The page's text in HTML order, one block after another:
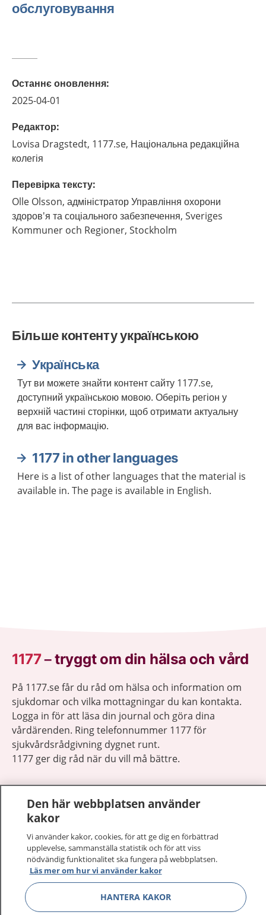
обслуговування
Останнє оновлення:
2025-04-01
Редактор:
Lovisa Dragstedt, 1177.se, Національна редакційна
колегія
Перевірка тексту:
Olle Olsson, адміністратор Управління охорони
здоров'я та соціального забезпечення, Sveriges
Kommuner och Regioner, Stockholm
Більше контенту українською
Українська
Тут ви можете знайти контент сайту 1177.se,
доступний українською мовою. Оберіть регіон у
верхній частині сторінки, щоб отримати актуальну
для вас інформацію.
1177 in other languages
Here is a list of other languages that the material is
available in. The page is available in English.
1177–tryggt om din hälsa och vård
På 1177.se får du råd om hälsa och information om
sjukdomar och vilka mottagningar du kan kontakta.
Logga in för att läsa din journal och göra dina
vårdärenden. Ring telefonnummer 1177 för
sjukvårdsrådgivning dygnet runt.
1177 ger dig råd när du vill må bättre.
1177 på flera språk
Om 1177
Kontakt Show
Den här webbplatsen använder
kakor
Vi använder kakor, cookies, för att ge dig en förbättrad
upplevelse, sammanställa statistik och för att viss
nödvändig funktionalitet ska fungera på webbplatsen.
Läs mer om hur vi använder kakor
HANTERA KAKOR